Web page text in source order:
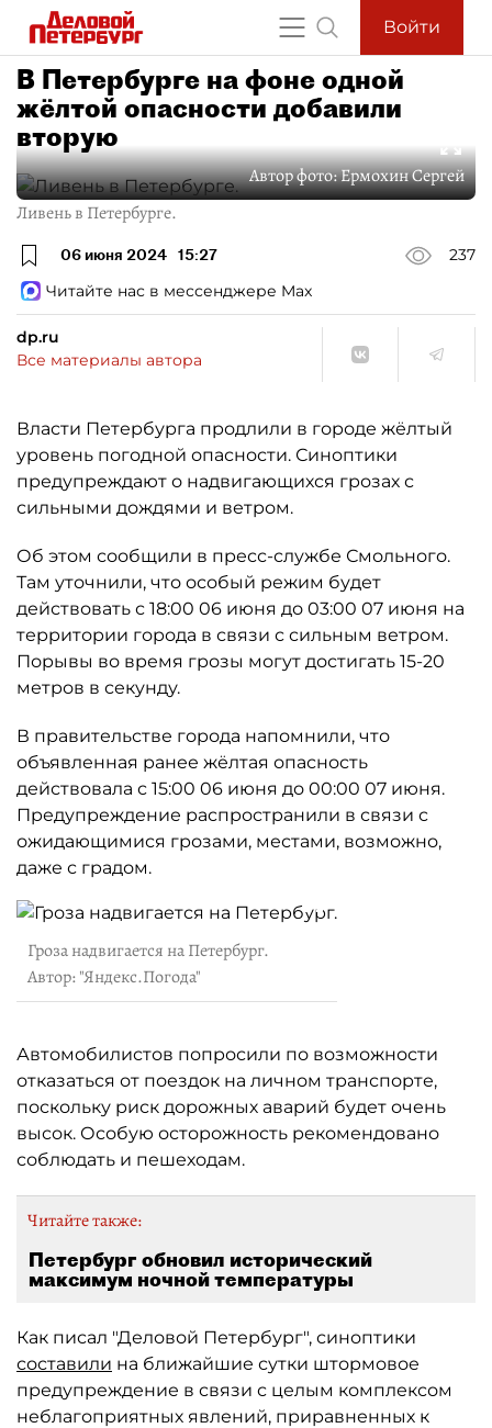
Войти
В Петербурге на фоне одной
жёлтой опасности добавили
вторую
Автор фото:Ермохин Сергей
Ливень в Петербурге.
06 июня 2024 15:27
237
Читайте нас в мессенджере Max
dp.ru
Все материалы автора
Власти Петербурга продлили в городе жёлтый
уровень погодной опасности. Синоптики
предупреждают о надвигающихся грозах с
сильными дождями и ветром.
Об этом сообщили в пресс-службе Смольного.
Там уточнили, что особый режим будет
действовать с 18:00 06 июня до 03:00 07 июня на
территории города в связи с сильным ветром.
Порывы во время грозы могут достигать 15-20
метров в секунду.
В правительстве города напомнили, что
объявленная ранее жёлтая опасность
действовала с 15:00 06 июня до 00:00 07 июня.
Предупреждение распространили в связи с
ожидающимися грозами, местами, возможно,
даже с градом.
Гроза надвигается на Петербург.
Автор: "Яндекс.Погода"
Автомобилистов попросили по возможности
отказаться от поездок на личном транспорте,
поскольку риск дорожных аварий будет очень
высок. Особую осторожность рекомендовано
соблюдать и пешеходам.
Читайте также:
Петербург обновил исторический
максимум ночной температуры
Как писал "Деловой Петербург", синоптики
составили на ближайшие сутки штормовое
предупреждение в связи с целым комплексом
неблагоприятных явлений, приравненных к